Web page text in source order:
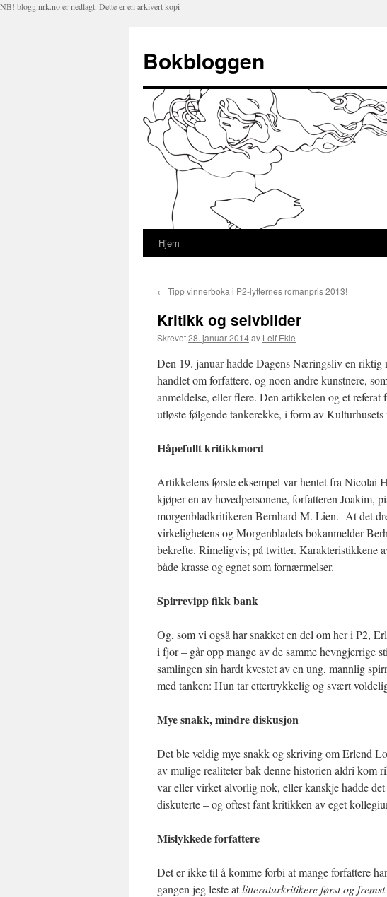
NB! blogg.nrk.no er nedlagt. Dette er en arkivert kopi
Bokbloggen
Hopp
innhold
Hjem
← Tipp vinnerboka i P2-lytternes romanpris 2013!
Kritikk og selvbilder
Skrevet28. januar 2014av Leif Ekle
Den 19. januar hadde Dagens Næringsliv en riktig
handlet om forfattere, og noen andre kunstnere,
anmeldelse, eller flere. Den artikkelen og et
utløste følgende tankerekke, i form av Kulturhusets
Håpefullt kritikkmord
Artikkelens første eksempel var hentet fra Nicolai
kjøper en av hovedpersonene, forfatteren Joakim,
morgenbladkritikeren Bernhard M. Lien. At det
virkelighetens og Morgenbladets bokanmelder
bekrefte. Rimeligvis; på twitter. Karakteristikkene
både krasse og egnet som fornærmelser.
Spirrevipp fikk bank
Og, som vi også har snakket en del om her i P2,
i fjor – går opp mange av de samme hevngjerrige
samlingen sin hardt kvestet av en ung, mannlig
med tanken: Hun tar ettertrykkelig og svært
Mye snakk, mindre diskusjon
Det ble veldig mye snakk og skriving om Erlend
av mulige realiteter bak denne historien aldri kom
var eller virket alvorlig nok, eller kanskje hadde
diskuterte – og oftest fant kritikken av eget
Mislykkede forfattere
Det er ikke til å komme forbi at mange forfattere
gangen jeg leste atlitteraturkritikere først og